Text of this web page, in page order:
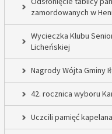
zamordowanych w
Wycieczka Klubu
Licheńskiej
Nagrody Wójta Gminy
42. rocznica wyboru
Uczcili pamięć